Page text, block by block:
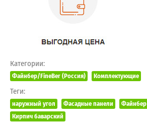
Категории:
Файнбер/FineBer (Россия) Комплектующие
Теги:
наружный угол Фасадные панели Файнбер
Кирпич баварский